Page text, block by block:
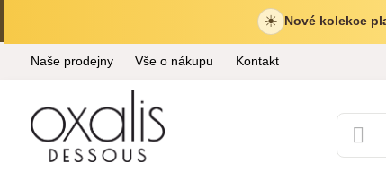
☀ Nové kolekce
Naše prodejny Vše o nákupu Kontakt